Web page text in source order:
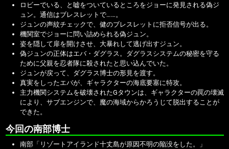
ロビーでいる、と嘘をついているところをジョーに発見される偽ジ
ュン。通信はブレスレットで……。
ジュンの声紋チェックで、健のブレスレットに拒否信号が出る。
機関室でジョーに問い詰められる偽ジュン。
姿を隠して扉を開けさせ、大暴れして逃げ出すジュン。
偽ジュンの正体はエバ・ダグラス。ダグラスシステムの秘密を守る
ために父親を忍者隊に殺されたと思い込んでいた。
ジュンが戻って、ダグラス博士の形見を渡す。
真実をしったエバが、ギャラクターの海底要塞に特攻。
主力機関システムを破壊されたGタウンは、ギャラクターの罠の壊滅
により、サブエンジンで、魔の海域からかろうじて脱出することが
できた。
今回の南部博士
南部「リゾートアイランド十丈島が原因不明の陥没をした。」